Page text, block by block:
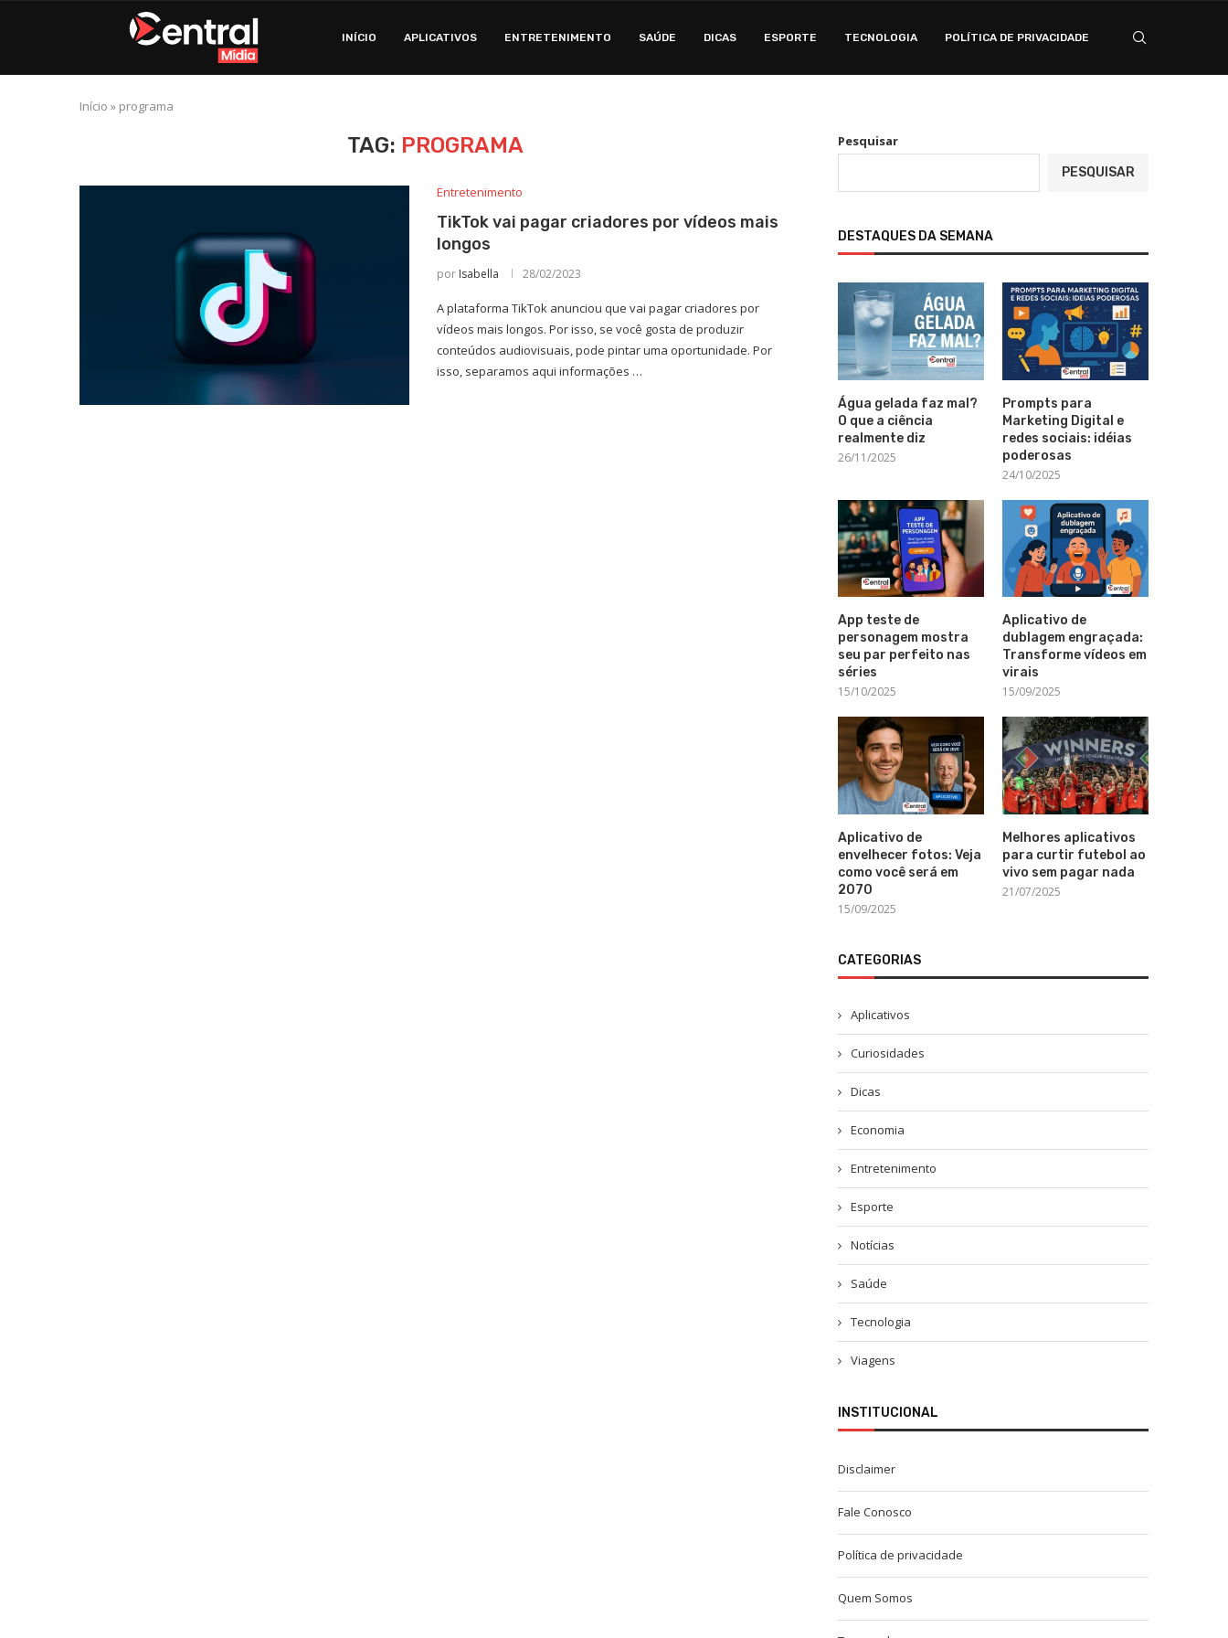
INÍCIO APLICATIVOS ENTRETENIMENTO SAÚDE DICAS ESPORTE TECNOLOGIA POLÍTICA DE PRIVACIDADE
Início » programa
TAG: PROGRAMA
Entretenimento
TikTok vai pagar criadores por vídeos mais
longos
por Isabella 28/02/2023
A plataforma TikTok anunciou que vai pagar criadores por
vídeos mais longos. Por isso, se você gosta de produzir
conteúdos audiovisuais, pode pintar uma oportunidade. Por
isso, separamos aqui informações …
Pesquisar
PESQUISAR
DESTAQUES DA SEMANA
Água gelada faz mal?
O que a ciência
realmente diz
26/11/2025
Prompts para
Marketing Digital e
redes sociais: idéias
poderosas
24/10/2025
App teste de
personagem mostra
seu par perfeito nas
séries
15/10/2025
Aplicativo de
dublagem engraçada:
Transforme vídeos em
virais
15/09/2025
Aplicativo de
envelhecer fotos: Veja
como você será em
2070
15/09/2025
Melhores aplicativos
para curtir futebol ao
vivo sem pagar nada
21/07/2025
CATEGORIAS
Aplicativos
Curiosidades
Dicas
Economia
Entretenimento
Esporte
Notícias
Saúde
Tecnologia
Viagens
INSTITUCIONAL
Disclaimer
Fale Conosco
Política de privacidade
Quem Somos